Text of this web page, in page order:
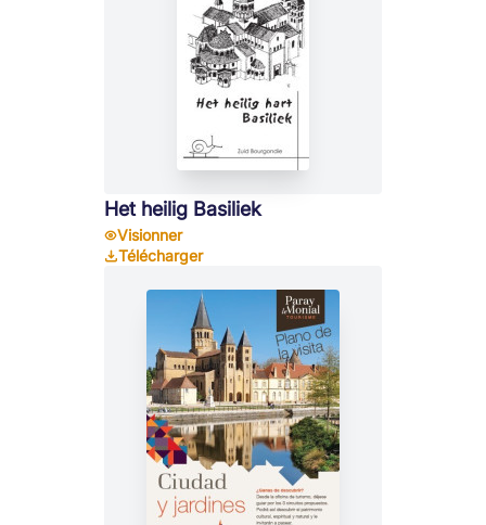
Het heilig Basiliek
Visionner
Télécharger